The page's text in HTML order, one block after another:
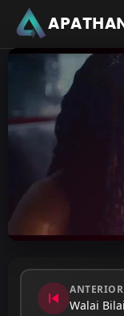
skip_previous ANTERIOR
Walai Bilai